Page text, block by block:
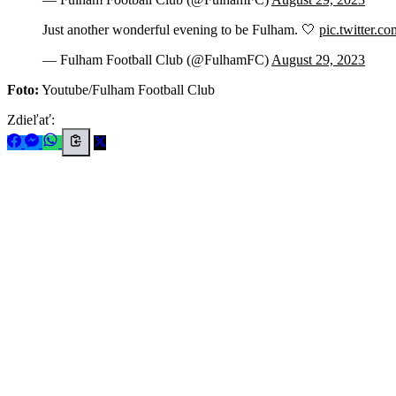
Just another wonderful evening to be Fulham. 🤍
— Fulham Football Club (@FulhamFC) August 29, 2023
Foto: Youtube/Fulham Football Club
Zdieľať: